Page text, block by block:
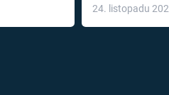
léky
24. listopadu